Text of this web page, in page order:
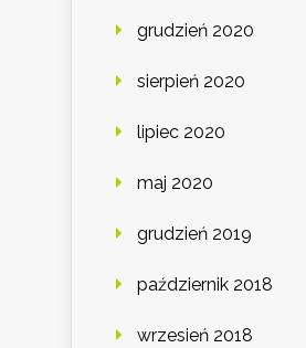
grudzień 2020
sierpień 2020
lipiec 2020
maj 2020
grudzień 2019
październik 2018
wrzesień 2018